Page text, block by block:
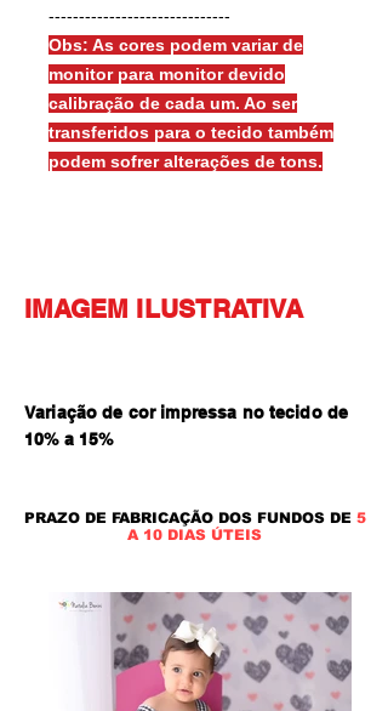
------------------------------
Obs: As cores podem variar de
monitor para monitor devido
calibração de cada um. Ao ser
transferidos para o tecido também
podem sofrer alterações de tons.
IMAGEM ILUSTRATIVA
Variação de cor impressa no tecido de
10% a 15%
PRAZO DE FABRICAÇÃO DOS FUNDOS DE 5
A 10 DIAS ÚTEIS